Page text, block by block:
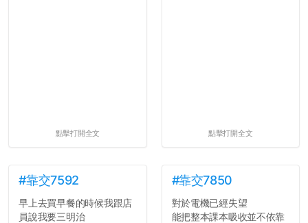
點擊打開全文 點擊打開全文
#靠交7592
早上去買早餐的時候我跟店
員說我要三明治
#靠交7850
對於電機已經失望
能把整本課本吸收並不依靠